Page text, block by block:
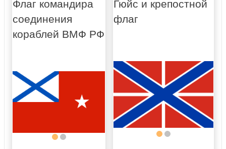
Флаг командира
соединения
кораблей ВМФ РФ
Гюйс и крепостной
флаг